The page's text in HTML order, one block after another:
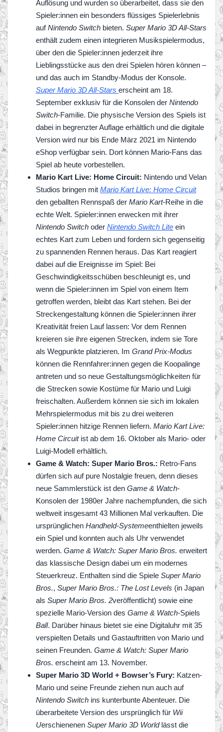
Auflösung und wurden so überarbeitet, dass sie den
Spieler:innen ein besonders flüssiges Spielerlebnis
aufNintendo Switch bieten. Super Mario 3D All-Stars
enthält zudem einen integrieren Musikspielermodus,
über den die Spieler:innen jederzeit ihre
Lieblingsstücke aus den drei Spielen hören können –
und das auch im Standby-Modus der Konsole.
Super Mario 3D All-Stars erscheint am 18.
September exklusiv für die Konsolen der Nintendo
Switch-Familie. Die physische Version des Spiels ist
dabei in begrenzter Auflage erhältlich und die digitale
Version wird nur bis Ende März 2021 im Nintendo
eShop verfügbar sein. Dort können Mario-Fans das
Spiel ab heute vorbestellen.
Mario Kart Live: Home Circuit: Nintendo und Velan
Studios bringen mit Mario Kart Live: Home Circuit
den geballten Rennspaß der Mario Kart-Reihe in die
echte Welt. Spieler:innen erwecken mit ihrer
Nintendo Switch oder Nintendo Switch Lite ein
echtes Kart zum Leben und fordern sich gegenseitig
zu spannenden Rennen heraus. Das Kart reagiert
dabei auf die Ereignisse im Spiel: Bei
Geschwindigkeitsschüben beschleunigt es, und
wenn die Spieler:innen im Spiel von einem Item
getroffen werden, bleibt das Kart stehen. Bei der
Streckengestaltung können die Spieler:innen ihrer
Kreativität freien Lauf lassen: Vor dem Rennen
kreieren sie ihre eigenen Strecken, indem sie Tore
als Wegpunkte platzieren. Im Grand Prix-Modus
können die Rennfahrer:innen gegen die Koopalinge
antreten und so neue Gestaltungsmöglichkeiten für
die Strecken sowie Kostüme für Mario und Luigi
freischalten. Außerdem können sie sich im lokalen
Mehrspielermodus mit bis zu drei weiteren
Spieler:innen hitzige Rennen liefern. Mario Kart Live:
Home Circuitist ab dem 16. Oktober als Mario- oder
Luigi-Modell erhältlich.
Game & Watch: Super Mario Bros.: Retro-Fans
dürfen sich auf pure Nostalgie freuen, denn dieses
neue Sammlerstück ist den Game & Watch-
Konsolen der 1980er Jahre nachempfunden, die sich
weltweit insgesamt 43 Millionen Mal verkauften. Die
ursprünglichen Handheld-Systemeenthielten jeweils
ein Spiel und konnten auch als Uhr verwendet
werden. Game & Watch: Super Mario Bros. erweitert
das klassische Design dabei um ein modernes
Steuerkreuz. Enthalten sind die Spiele Super Mario
Bros., Super Mario Bros.: The Lost Levels (in Japan
als Super Mario Bros. 2veröffentlicht) sowie eine
spezielle Mario-Version des Game & Watch-Spiels
Ball. Darüber hinaus bietet sie eine Digitaluhr mit 35
verspielten Details und Gastauftritten von Mario und
seinen Freunden. Game & Watch: Super Mario
Bros. erscheint am 13. November.
Super Mario 3D World + Bowser’s Fury: Katzen-
Mario und seine Freunde ziehen nun auch auf
Nintendo Switch ins kunterbunte Abenteuer. Die
überarbeitete Version des ursprünglich für Wii
Uerschienenen Super Mario 3D World lässt die